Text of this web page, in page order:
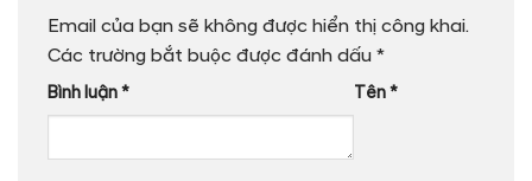
Email của bạn sẽ không được hiển thị công khai.
Các trường bắt buộc được đánh dấu *
Bình luận* Tên*